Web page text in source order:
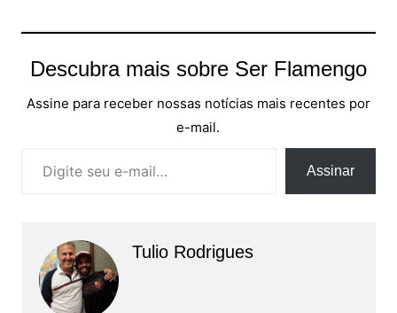
Descubra mais sobre Ser Flamengo
Assine para receber nossas notícias mais recentes por
e-mail.
Assinar
Tulio Rodrigues